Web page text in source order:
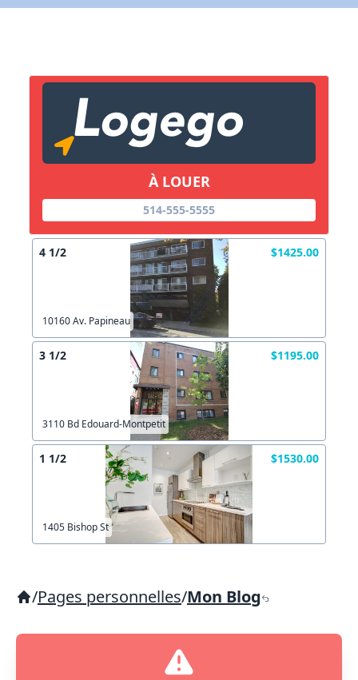
À LOUER
514-555-5555
4 1/2 $1425.00
10160 Av. Papineau
3 1/2 $1195.00
3110 Bd Edouard-Montpetit
1 1/2 $1530.00
1405 Bishop St
/Pages personnelles/Mon Blog
Lien vers inscription (sera inclus dans courriel)
Copier lien
X Fermer Envoyez
X Fermer